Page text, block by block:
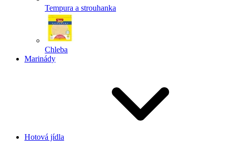
Tempura a strouhanka
Chleba
Marinády
Hotová jídla